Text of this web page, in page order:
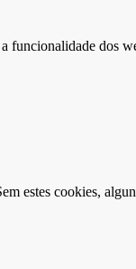
funcionalidade dos
estes cookies,